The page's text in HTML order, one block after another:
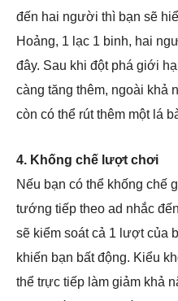
đến hai người thì bạn sẽ
Hoảng, 1 lạc 1 binh, hai
đây. Sau khi đột phá giới
càng tăng thêm, ngoài khả
còn có thể rút thêm một lá
4. Khống chế lượt chơi
Nếu bạn có thể khống chế
tướng tiếp theo ad nhắc
sẽ kiểm soát cả 1 lượt của
khiến bạn bất động. Kiểu
thể trực tiếp làm giảm khả